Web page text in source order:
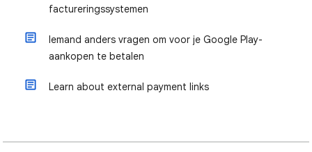
factureringssystemen
Iemand anders vragen om voor je Google Play-
aankopen te betalen
Learn about external payment links